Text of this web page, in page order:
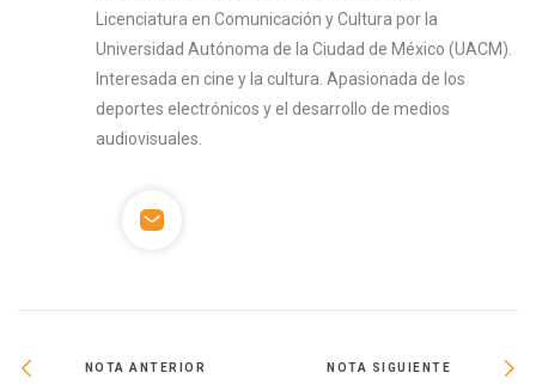
Licenciatura en Comunicación y Cultura por la
Universidad Autónoma de la Ciudad de México (UACM).
Interesada en cine y la cultura. Apasionada de los
deportes electrónicos y el desarrollo de medios
audiovisuales.
NOTA ANTERIOR NOTA SIGUIENTE